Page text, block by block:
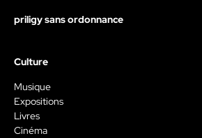
priligy sans ordonnance
Culture
Musique
Expositions
Livres
Cinéma